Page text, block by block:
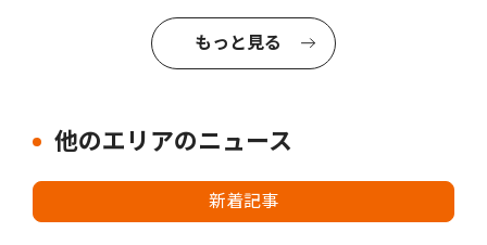
もっと見る
他のエリアのニュース
新着記事